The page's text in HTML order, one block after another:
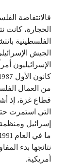
فالانتفاضة
الحجارة، كانت
الفلسطينية
الجيش
من العمال
قطاع غزة، إذ
إسرائيل
نتائجها بدء
أمريكية.